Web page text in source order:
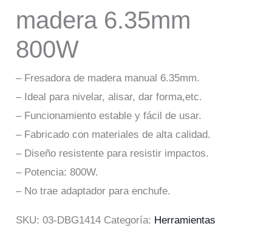
madera 6.35mm
800W
– Fresadora de madera manual 6.35mm.
– Ideal para nivelar, alisar, dar forma,etc.
– Funcionamiento estable y fácil de usar.
– Fabricado con materiales de alta calidad.
– Diseño resistente para resistir impactos.
– Potencia: 800W.
– No trae adaptador para enchufe.
SKU:03-DBG1414 Categoría: Herramientas